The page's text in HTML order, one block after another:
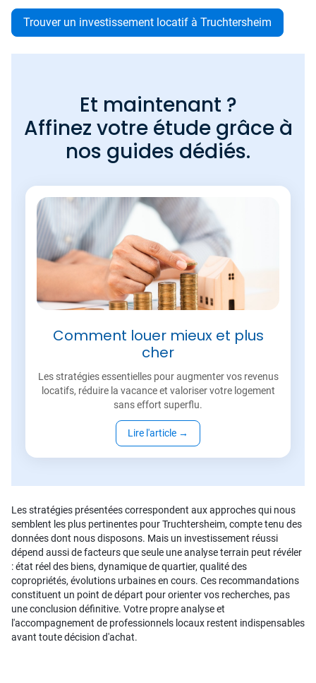
Trouver un investissement locatif à Truchtersheim
Et maintenant ?
Affinez votre étude grâce à
nos guides dédiés.
Comment louer mieux et plus
cher
Les stratégies essentielles pour augmenter vos revenus
locatifs, réduire la vacance et valoriser votre logement
sans effort superflu.
Lire l'article →
Les stratégies présentées correspondent aux approches qui nous
semblent les plus pertinentes pour Truchtersheim, compte tenu des
données dont nous disposons. Mais un investissement réussi
dépend aussi de facteurs que seule une analyse terrain peut révéler
: état réel des biens, dynamique de quartier, qualité des
copropriétés, évolutions urbaines en cours. Ces recommandations
constituent un point de départ pour orienter vos recherches, pas
une conclusion définitive. Votre propre analyse et
l'accompagnement de professionnels locaux restent indispensables
avant toute décision d'achat.